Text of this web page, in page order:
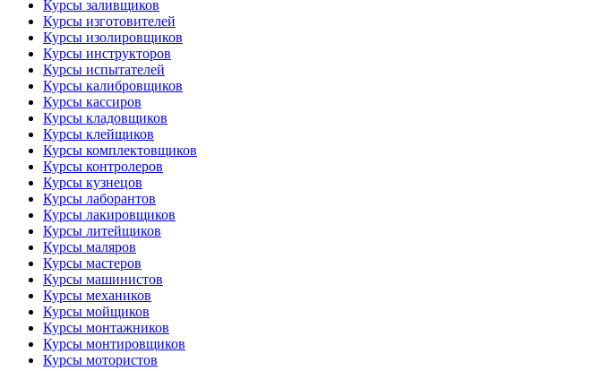
Курсы заливщиков
Курсы изготовителей
Курсы изолировщиков
Курсы инструкторов
Курсы испытателей
Курсы калибровщиков
Курсы кассиров
Курсы кладовщиков
Курсы клейщиков
Курсы комплектовщиков
Курсы контролеров
Курсы кузнецов
Курсы лаборантов
Курсы лакировщиков
Курсы литейщиков
Курсы маляров
Курсы мастеров
Курсы машинистов
Курсы механиков
Курсы мойщиков
Курсы монтажников
Курсы монтировщиков
Курсы мотористов